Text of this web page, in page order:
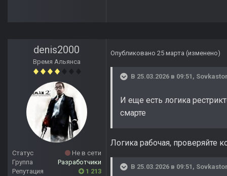
denis2000
Время Альянса
Статус
Не в сети
Группа
Разработчики
Репутация
1 213
Опубликовано 25 марта (изменено)
В 25.03.2026 в 09:51,
И еще есть логика
смарте
Логика рабочая, проверяйте
В 25.03.2026 в 09:51,